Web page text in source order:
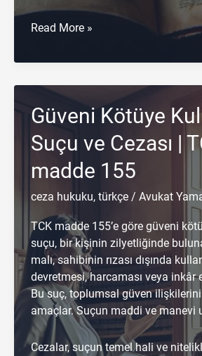
Hileli
Suçu
Cezası
|
TCK
madde
Read More »
Güveni Kötüye
Suçu ve Cezası |
madde 155
ceza hukuku, türkçe / Avukat
TCK madde 155’e göre güveni
suçu, bir kişinin zilyetliğinde
malı, sahibinin rızası dışında
devretmesi, harcaması veya inkâr
Bu suç, toplumsal güven ilişkilerini
amaçlar. Suçun maddi ve manevi
Cezalar, suçun temel hali ve